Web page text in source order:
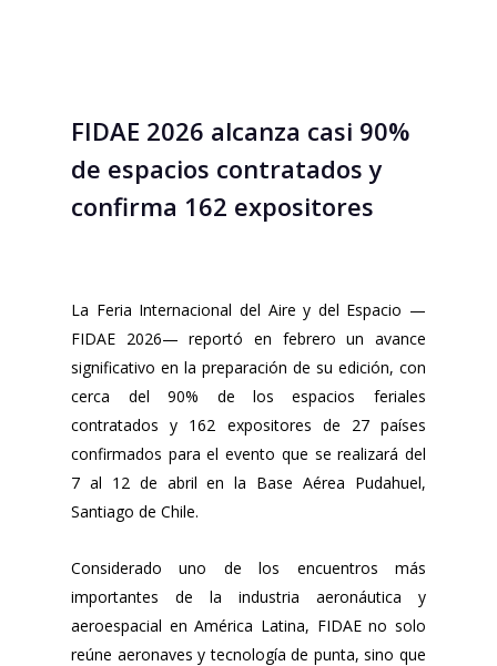
FIDAE 2026 alcanza casi 90%
de espacios contratados y
confirma 162 expositores
La Feria Internacional del Aire y del Espacio —
FIDAE 2026— reportó en febrero un avance
significativo en la preparación de su edición, con
cerca del 90% de los espacios feriales
contratados y 162 expositores de 27 países
confirmados para el evento que se realizará del
7 al 12 de abril en la Base Aérea Pudahuel,
Santiago de Chile.
Considerado uno de los encuentros más
importantes de la industria aeronáutica y
aeroespacial en América Latina, FIDAE no solo
reúne aeronaves y tecnología de punta, sino que